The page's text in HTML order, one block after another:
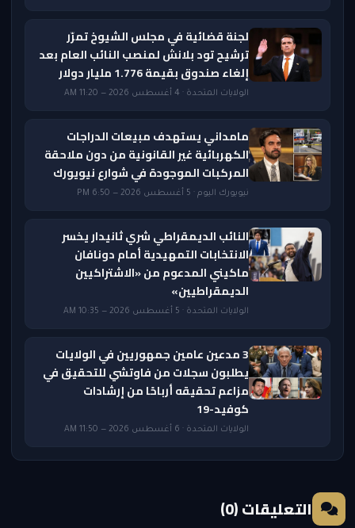
لجنة قضائية في مجلس الشيوخ تمرّر
ترشيح تود بلانش لمنصب النائب العام بعد
إلغاء صندوق بقيمة 1.776 مليار دولار
الولايات المتحدة · 4 أغسطس 2026 — 11:20 AM
مامداني يستهدف مبيعات الدراجات
الكهربائية غير القانونية من دون ملاحقة
المركبات الموجودة في شوارع نيويورك
نيويورك اليوم · 5 أغسطس 2026 — 6:50 PM
النائب الديمقراطي شري ثانيدار يخسر
الانتخابات التمهيدية أمام دونافان
ماكيني المدعوم من «الاشتراكيين
الديمقراطيين»
الولايات المتحدة · 5 أغسطس 2026 — 10:35 AM
3 مدعين عامين جمهوريين في الولايات
يطلبون سجلات من فاوتشي للتحقيق في
مزاعم تحقيقه أرباحًا من إرشادات
كوفيد-19
الولايات المتحدة · 6 أغسطس 2026 — 11:50 AM
التعليقات (0)